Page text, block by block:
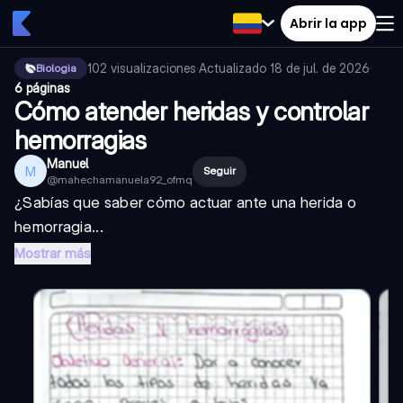
Abrir la app
Biologia 102 visualizaciones·Actualizado 18 de jul. de 2026·
6 páginas
Cómo atender heridas y controlar
hemorragias
M Manuel
@mahechamanuela92_ofmq
Seguir
¿Sabías que saber cómo actuar ante una herida o
hemorragia...
Mostrar más